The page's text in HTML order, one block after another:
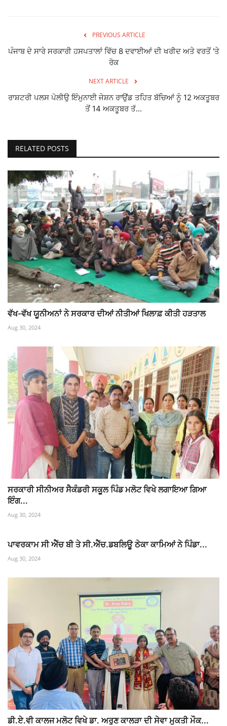
PREVIOUS ARTICLE
ਪੰਜਾਬ ਦੇ ਸਾਰੇ ਸਰਕਾਰੀ ਹਸਪਤਾਲਾਂ ਵਿੱਚ 8 ਦਵਾਈਆਂ ਦੀ ਖਰੀਦ ਅਤੇ ਵਰਤੋਂ 'ਤੇ
ਰੋਕ
NEXT ARTICLE
ਰਾਸ਼ਟਰੀ ਪਲਸ ਪੋਲੀਉ ਇੰਮੁਨਾਈ ਜੇਸ਼ਨ ਰਾਉਂਡ ਤਹਿਤ ਬੱਚਿਆਂ ਨੂੰ 12 ਅਕਤੂਬਰ
ਤੋਂ 14 ਅਕਤੂਬਰ ਤੱ...
RELATED POSTS
ਵੱਖ-ਵੱਖ ਯੂਨੀਅਨਾਂ ਨੇ ਸਰਕਾਰ ਦੀਆਂ ਨੀਤੀਆਂ ਖਿਲਾਫ਼ ਕੀਤੀ ਹੜਤਾਲ
Aug 30, 2024
ਸਰਕਾਰੀ ਸੀਨੀਅਰ ਸੈਕੰਡਰੀ ਸਕੂਲ ਪਿੰਡ ਮਲੋਟ ਵਿਖੇ ਲਗਾਇਆ ਗਿਆ
ਇੰਗ...
Aug 30, 2024
ਪਾਵਰਕਾਮ ਸੀ ਐੱਚ ਬੀ ਤੇ ਸੀ.ਐੱਚ.ਡਬਲਿਊ ਠੇਕਾ ਕਾਮਿਆਂ ਨੇ ਪਿੰਡਾ...
Aug 30, 2024
ਡੀ.ਏ.ਵੀ ਕਾਲਜ ਮਲੋਟ ਵਿਖੇ ਡਾ. ਅਰੁਣ ਕਾਲੜਾ ਦੀ ਸੇਵਾ ਮੁਕਤੀ ਮੌਕ...